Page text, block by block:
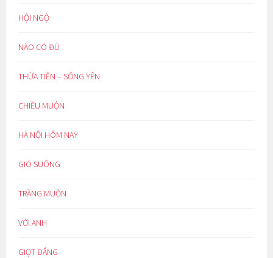
HỘI NGỘ
NÀO CÓ ĐỦ
THỪA TIỀN – SỐNG YÊN
CHIỀU MUỘN
HÀ NỘI HÔM NAY
GIÓ SUÔNG
TRĂNG MUỘN
VỚI ANH
GIỌT ĐẮNG